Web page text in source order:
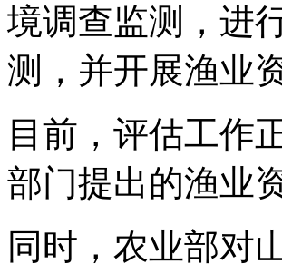
境调查监测，进
测，并开展渔业
目前，评估工作
部门提出的渔业
同时，农业部对